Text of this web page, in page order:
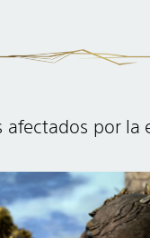
afectados por la